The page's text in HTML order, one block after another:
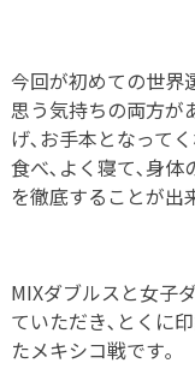
今回が初めての世界
思う気持ちの両方が
げ､お手本となって
食べ､よく寝て､身体
を徹底することが出
MIXダブルスと女子
ていただき､とくに
たメキシコ戦です｡